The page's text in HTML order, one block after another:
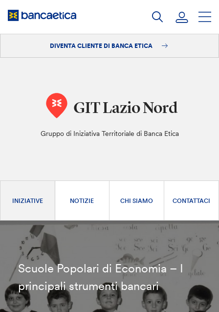
DIVENTA CLIENTE DI BANCA ETICA
GIT Lazio Nord
Gruppo di Iniziativa Territoriale di Banca Etica
INIZIATIVE NOTIZIE CHI SIAMO CONTATTACI
Scuole Popolari di Economia – I
principali strumenti bancari